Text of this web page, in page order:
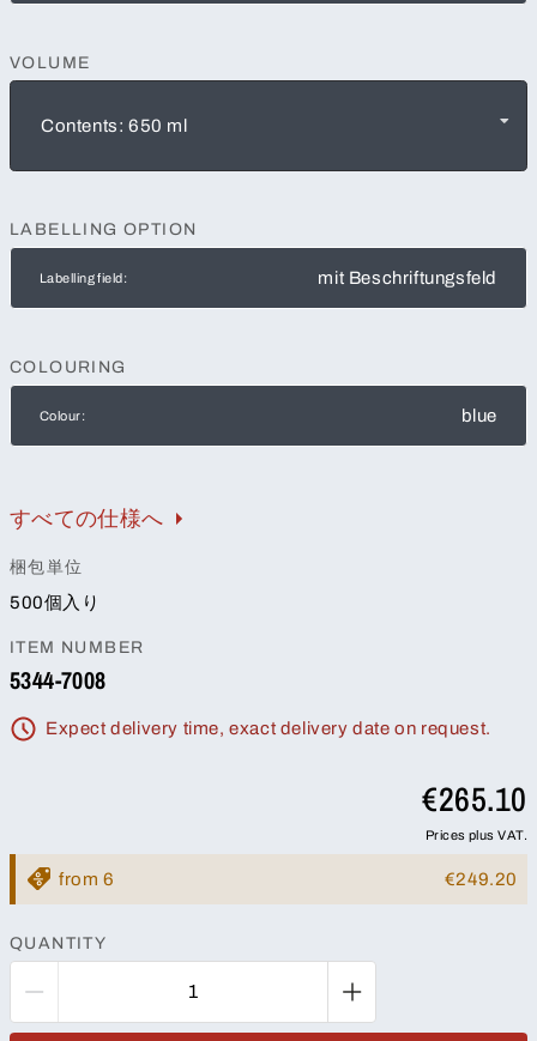
VOLUME
Contents: 650 ml
LABELLING OPTION
Labelling field: mit Beschriftungsfeld
COLOURING
Colour: blue
すべての仕様へ
梱包単位
500個入り
ITEM NUMBER
5344-7008
Expect delivery time, exact delivery date on request.
€265.10
Prices plus VAT.
from 6 €249.20
QUANTITY